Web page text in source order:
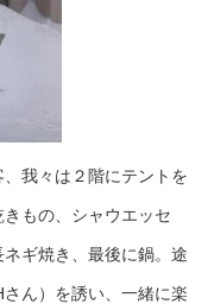
我々は２階にテントを
もの、シャウエッセ
ギ焼き、最後に鍋。途
ん）を誘い、一緒に楽